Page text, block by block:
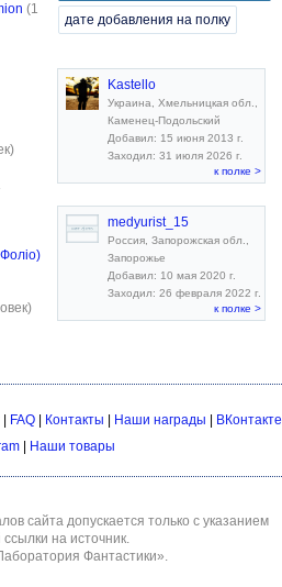
(1
дате добавления на полку
Kastello
Украина, Хмельницкая обл.,
Каменец-Подольский
Добавил: 15 июня 2013 г.
Заходил: 31 июля 2026 г.
к полке >
medyurist_15
Россия, Запорожская обл.,
Запорожье
Добавил: 10 мая 2020 г.
Заходил: 26 февраля 2022 г.
к полке >
| FAQ| Контакты Наши награды
ВКонтакте
Наши товары
сайта допускается только с указанием
ссылки на источник.
Фантастики».